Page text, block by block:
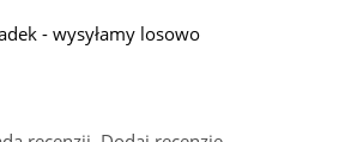
- wysyłamy losowo